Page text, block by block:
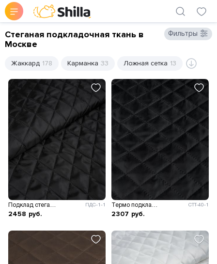
Стеганая подкладочная ткань в
Москве
Фильтры
Жаккард 178 Карманка 33 Ложная сетка 13
ПДС-1-1
2458 руб.
СТТ-40-1
2307 руб.